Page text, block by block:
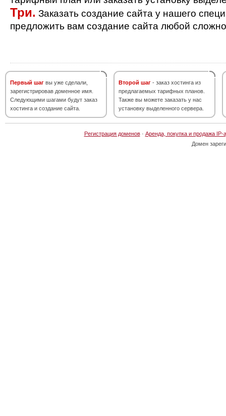
Три. Заказать создание сайта у нашего
предложить вам создание сайта любой
Первый шаг вы уже сделали,
зарегистрировав доменное имя.
Следующими шагами будут заказ
хостинга и создание сайта.
Второй шаг - заказ хостинга из
предлагаемых тарифных планов.
Также вы можете заказать у нас
установку выделенного сервера.
Регистрация доменов· Аренда, покупка и продажа IP-
Домен